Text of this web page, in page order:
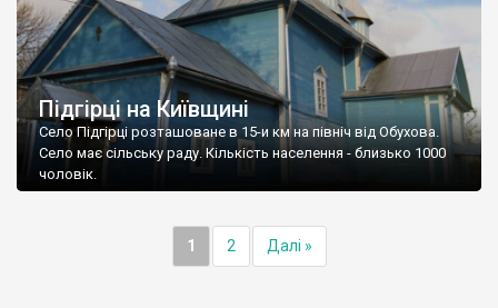
Підгірці на Київщині
Село Підгірці розташоване в 15-и км на північ від Обухова.
Село має сільську раду. Кількість населення - близько 1000
чоловік.
1 2 Далі »